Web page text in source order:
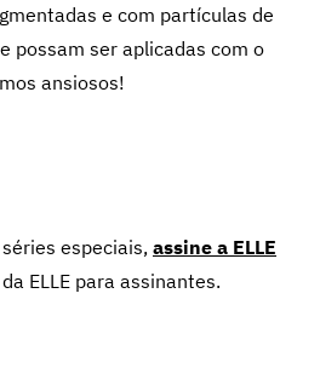
e com partículas de
possam ser aplicadas com o
ansiosos!
especiais, assine a ELLE
ELLE para assinantes.